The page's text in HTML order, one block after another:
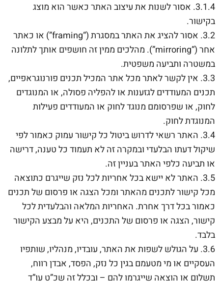
3.1.4. אסור לשנות את עיצוב האתר כאשר הוא מוצג
בקישור.
3.2. אסור להציג את האתר במסגרת (“framing”) או כאתר
אחר (“mirroring”). מהלכים ממין זה חושפים אותך לתלונה
במשטרה ותביעה משפטית.
3.3. אין לקשר לאתר מכל אתר המכיל תכנים פורנוגראפיים,
תכנים המעודדים לגזענות או להפליה פסולה, או המנוגדים
לחוק, או שפרסומם מנוגד לחוק או המעודדים פעילות
המנוגדת לחוק.
3.4. האתר רשאי לדרוש ביטול כל קישור עמוק כאמור לפי
שיקול דעתו הבלעדי ובמקרה זה לא תעמוד כל טענה, דרישה
או תביעה כלפי האתר בעניין זה.
3.5. האתר לא יישא בכל אחריות לכל נזק שייגרם כתוצאה
מכל קישור לתכנים מהאתר ומכל הצגה או פרסום של תכנים
כאמור בכל דרך אחרת. האחריות המלאה והבלעדית לכל
קישור, הצגה או פרסום של התכנים, היא על מבצע הקישור
בלבד.
3.6. על הגולש לשפות את האתר, עובדיו, מנהליו, שותפיו
העסקיים או מי מטעמם בגין כל נזק, הפסד, אבדן רווח,
תשלום או הוצאה שייגרמו להם – ובכלל זה שכ”ט עו”ד